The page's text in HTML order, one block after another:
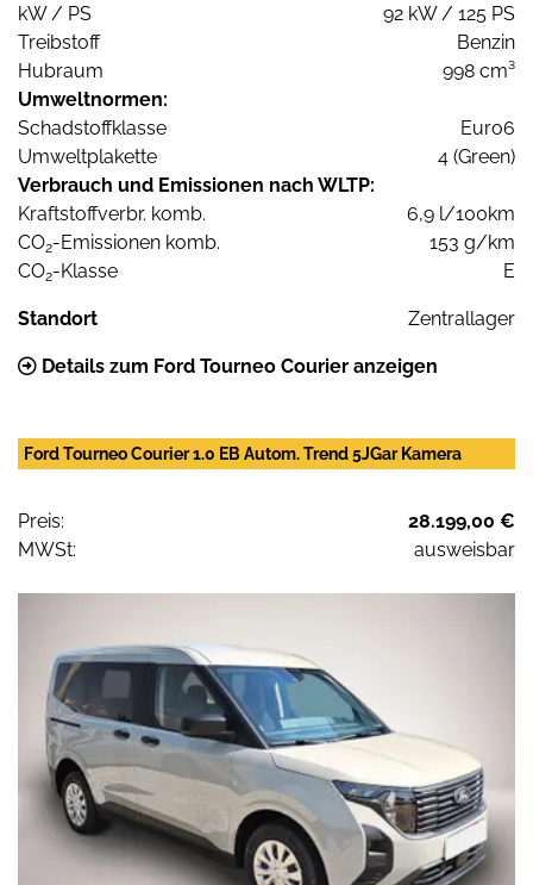
kW / PS
92 kW / 125 PS
Treibstoff
Benzin
Hubraum
998 cm³
Umweltnormen:
Schadstoffklasse
Euro6
Umweltplakette
4 (Green)
Verbrauch und Emissionen nach WLTP:
Kraftstoffverbr. komb.
6,9 l/100km
CO2-Emissionen komb.
153 g/km
CO2-Klasse E
Standort Zentrallager
Details zum Ford Tourneo Courier anzeigen
Ford Tourneo Courier 1.0 EB Autom. Trend 5JGar Kamera
Preis:
28.199,00 €
MWSt:
ausweisbar